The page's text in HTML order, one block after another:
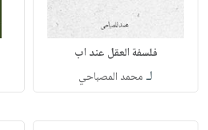
فلسفة العقل عند اب
لـ محمد المصباحي